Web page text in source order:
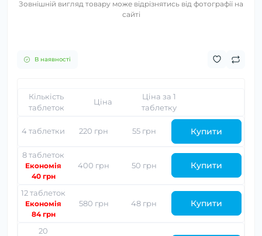
Зовнішній вигляд товару може відрізнятись від фотографії на
сайті
В наявності
Кількість
таблеток
Ціна
Ціна за 1
таблетку
4 таблетки 220 грн 55 грн Купити
8 таблеток
Економія
40 грн
400 грн 50 грн Купити
12 таблеток
Економія
84 грн
580 грн 48 грн Купити
20